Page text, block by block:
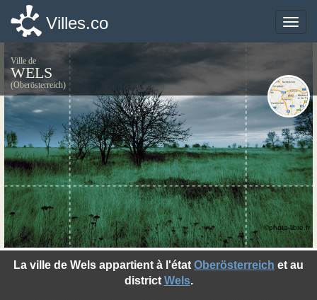
Toggle
Villes.co
Ville de
WELS
(Oberösterreich)
La ville de Wels appartient à l'état Oberösterreich et au
district Wels.
©photo-libre.fr
Toggle
Villes.co